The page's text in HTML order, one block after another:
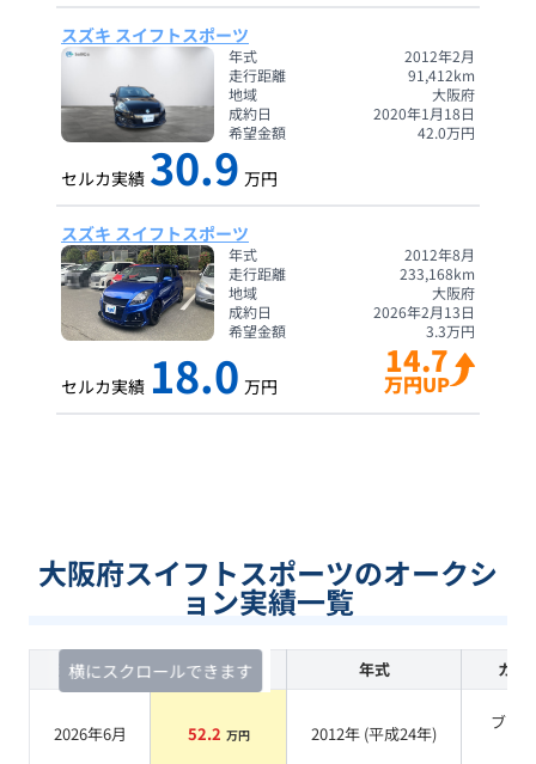
スズキ スイフトスポーツ
年式
2012年2月
走行距離
91,412km
地域
大阪府
成約日
2020年1月18日
希望金額
42.0万円
セルカ実績 30.9 万円
スズキ スイフトスポーツ
年式
2012年8月
走行距離
233,168km
地域
大阪府
成約日
2026年2月13日
希望金額
3.3万円
セルカ実績 18.0 万円
14.7
万円UP
大阪府スイフトスポーツのオークシ
ョン実績一覧
横にスクロールできます
査定時期 セルカ実績 年式 カラ
2026年6月 52.2 万円 2012年 (平成24年)
ブラ